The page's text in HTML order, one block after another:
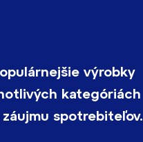
výrobky
kategóriách
spotrebiteľov.